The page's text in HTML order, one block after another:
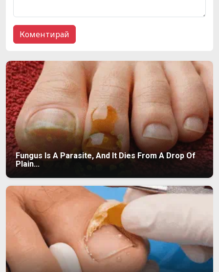
Fungus Is A Parasite, And It Dies From A Drop Of
Plain...